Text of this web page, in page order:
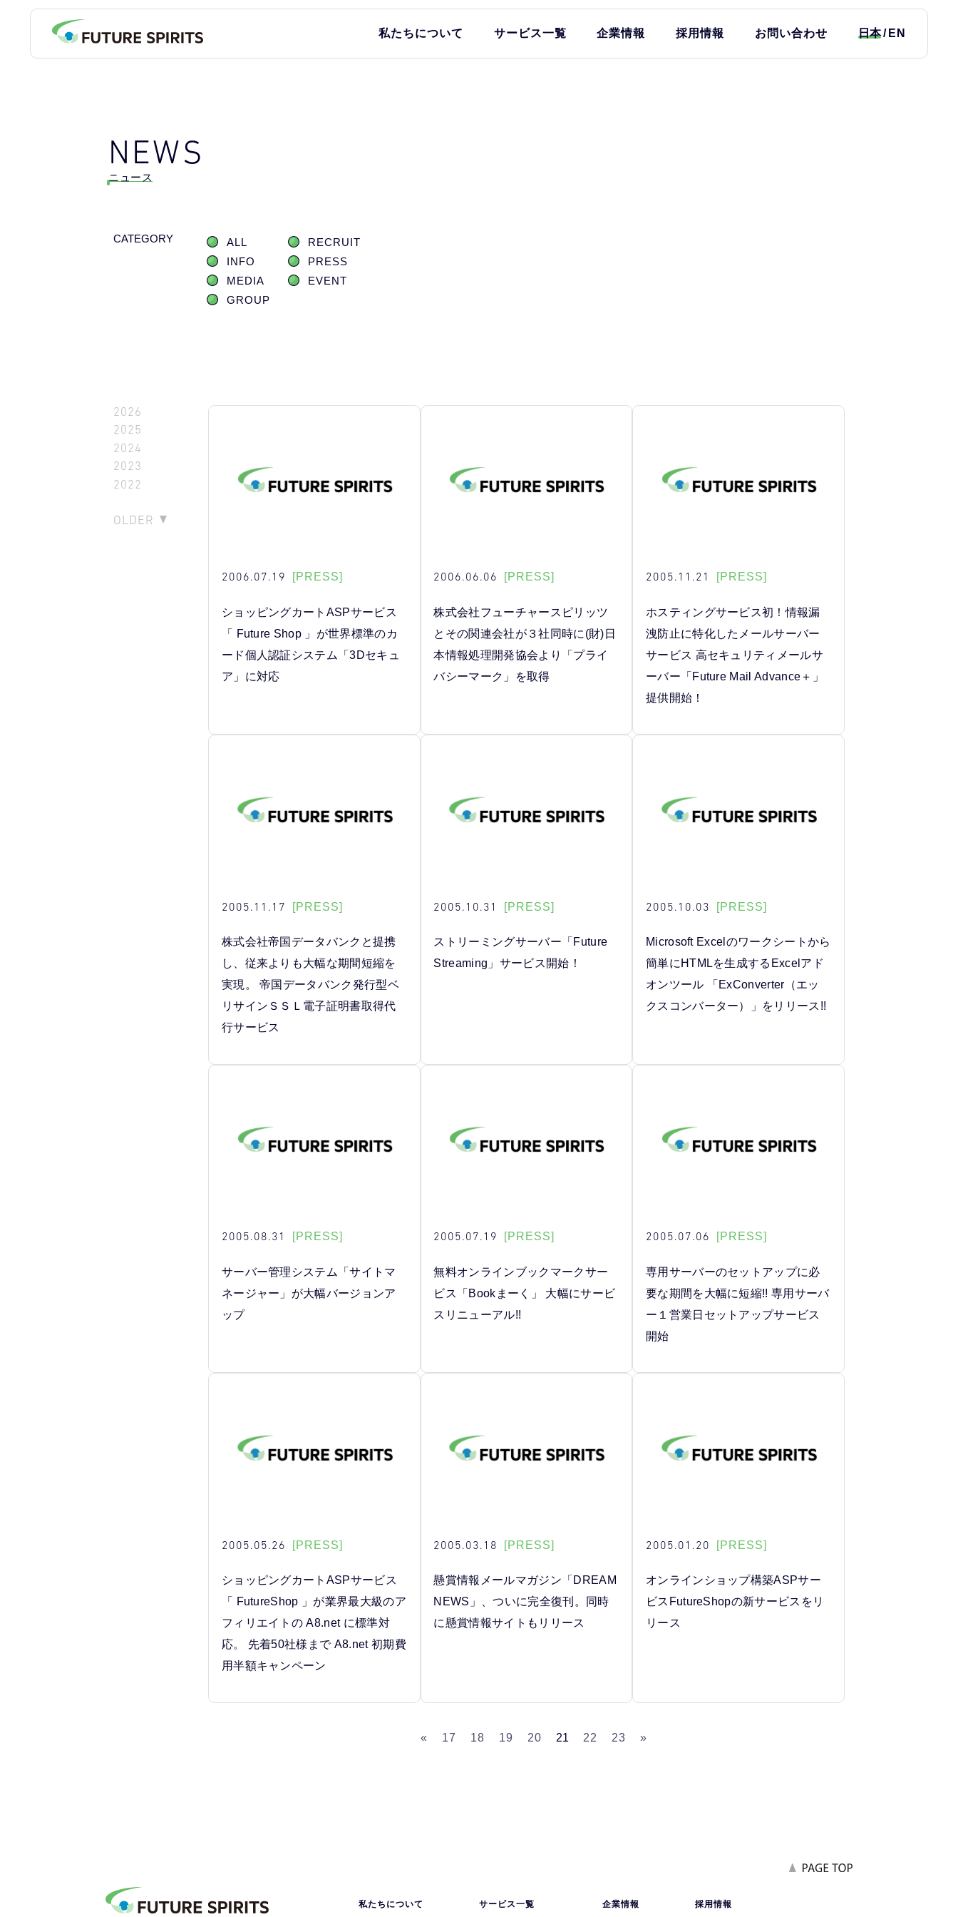
私たちについて サービス一覧 企業情報 採用情報 お問い合わせ 日本 EN
NEWS
ニュース
CATEGORY ALL
RECRUIT
INFO
PRESS
MEDIA
EVENT
GROUP
2026
2025
2024
2023
2022
OLDER
2006.07.19 [PRESS]
ショッピングカートASPサービス
「 Future Shop 」が世界標準のカ
ード個人認証システム「3Dセキュ
ア」に対応
2006.06.06 [PRESS]
株式会社フューチャースピリッツ
とその関連会社が３社同時に(財)日
本情報処理開発協会より「プライ
バシーマーク」を取得
2005.11.21 [PRESS]
ホスティングサービス初！情報漏
洩防止に特化したメールサーバー
サービス 高セキュリティメールサ
ーバー「Future Mail Advance＋」
提供開始！
2005.11.17 [PRESS]
株式会社帝国データバンクと提携
し、従来よりも大幅な期間短縮を
実現。 帝国データバンク発行型ベ
リサインＳＳＬ電子証明書取得代
行サービス
2005.10.31 [PRESS]
ストリーミングサーバー「Future
Streaming」サービス開始！
2005.10.03 [PRESS]
Microsoft Excelのワークシートから
簡単にHTMLを生成するExcelアド
オンツール 「ExConverter（エッ
クスコンバーター）」をリリース!!
2005.08.31 [PRESS]
サーバー管理システム「サイトマ
ネージャー」が大幅バージョンア
ップ
2005.07.19 [PRESS]
無料オンラインブックマークサー
ビス「Bookまーく」 大幅にサービ
スリニューアル!!
2005.07.06 [PRESS]
専用サーバーのセットアップに必
要な期間を大幅に短縮!! 専用サーバ
ー１営業日セットアップサービス
開始
2005.05.26 [PRESS]
ショッピングカートASPサービス
「 FutureShop 」が業界最大級のア
フィリエイトの A8.net に標準対
応。 先着50社様まで A8.net 初期費
用半額キャンペーン
2005.03.18 [PRESS]
懸賞情報メールマガジン「DREAM
NEWS」、ついに完全復刊。同時
に懸賞情報サイトもリリース
2005.01.20 [PRESS]
オンラインショップ構築ASPサー
ビスFutureShopの新サービスをリ
リース
« 17 18 19 20 21 22 23 »
私たちについて サービス一覧 企業情報 採用情報